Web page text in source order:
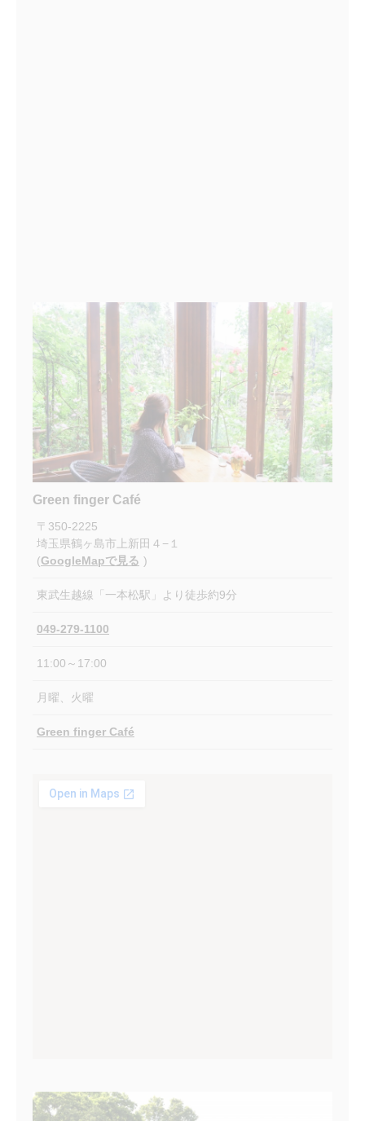
Green finger Café
〒 350-2225
埼玉県鶴ヶ島市上新田４−１
(GoogleMapで見る )
東武生越線「一本松駅」より徒歩約9分
049-279-1100
11:00～17:00
月曜、火曜
Green finger Café